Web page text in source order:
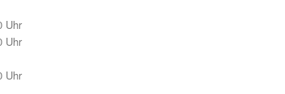
Uhr
Uhr
Uhr